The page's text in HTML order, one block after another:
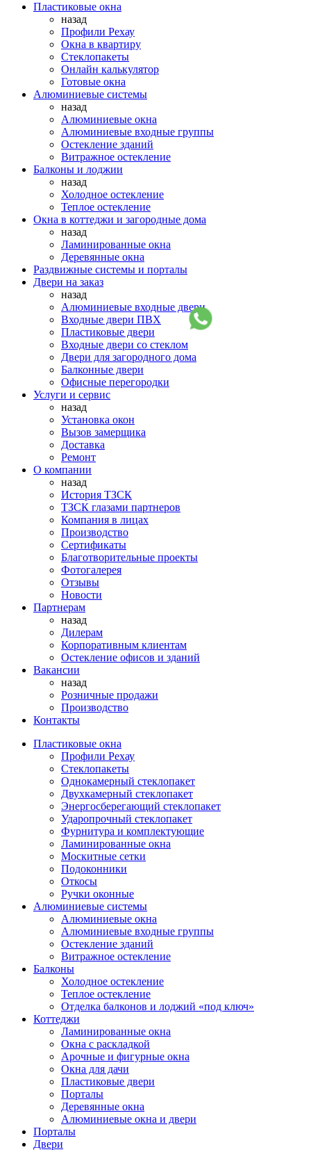
Пластиковые окна
назад
Профили Рехау
Окна в квартиру
Стеклопакеты
Онлайн калькулятор
Готовые окна
Алюминиевые системы
назад
Алюминиевые окна
Алюминиевые входные группы
Остекление зданий
Витражное остекление
Балконы и лоджии
назад
Холодное остекление
Теплое остекление
Окна в коттеджи и загородные дома
назад
Ламинированные окна
Деревянные окна
Раздвижные системы и порталы
Двери на заказ
назад
Алюминиевые входные двери
Входные двери ПВХ
Пластиковые двери
Входные двери со стеклом
Двери для загородного дома
Балконные двери
Офисные перегородки
Услуги и сервис
назад
Установка окон
Вызов замерщика
Доставка
Ремонт
О компании
назад
История ТЗСК
ТЗСК глазами партнеров
Компания в лицах
Производство
Сертификаты
Благотворительные проекты
Фотогалерея
Отзывы
Новости
Партнерам
назад
Дилерам
Корпоративным клиентам
Остекление офисов и зданий
Вакансии
назад
Розничные продажи
Производство
Контакты
Пластиковые окна
Профили Рехау
Стеклопакеты
Однокамерный стеклопакет
Двухкамерный стеклопакет
Энергосберегающий стеклопакет
Ударопрочный стеклопакет
Фурнитура и комплектующие
Ламинированные окна
Москитные сетки
Подоконники
Откосы
Ручки оконные
Алюминиевые системы
Алюминиевые окна
Алюминиевые входные группы
Остекление зданий
Витражное остекление
Балконы
Холодное остекление
Теплое остекление
Отделка балконов и лоджий «под ключ»
Коттеджи
Ламинированные окна
Окна с раскладкой
Арочные и фигурные окна
Окна для дачи
Пластиковые двери
Порталы
Деревянные окна
Алюминиевые окна и двери
Порталы
Двери